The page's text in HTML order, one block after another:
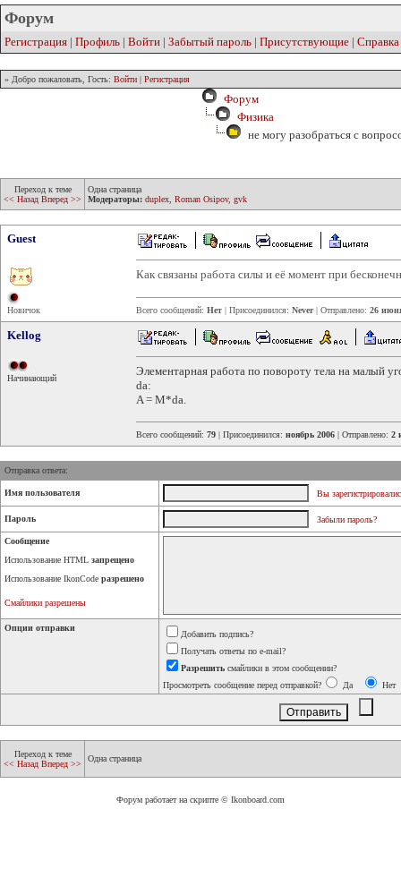
Форум
Регистрация | Профиль | Войти | Забытый пароль | Присутствующие | Справка
» Добро пожаловать, Гость: Войти | Регистрация
Форум
Физика
не могу разобраться с
Переход к теме
<< Назад Вперед >>
Одна страница
Модераторы: duplex Roman Osipov, gvk
Guest
Новичок
Как связаны работа силы и её момент при
Всего сообщений: Нет | Присоединился: Never| Отправлено: 26
Kellog
Начинающий
Элементарная работа по повороту тела на малый
da:
A = M*da.
Всего сообщений: 79 | Присоединился: ноябрь 2006 | Отправлено: 2
Отправка ответа:
Имя пользователя Вы
Пароль Забыли пароль?
Сообщение
Использование HTML запрещено
Использование IkonCode разрешено
Смайлики разрешены
Опции отправки
Добавить подпись?
Получать ответы по e-mail?
Разрешить смайлики в этом сообщении?
Просмотреть сообщение перед отправкой?
Да Нет
Переход к теме
<< Назад Вперед >>
Одна страница
Форум работает на скрипте © Ikonboard.com